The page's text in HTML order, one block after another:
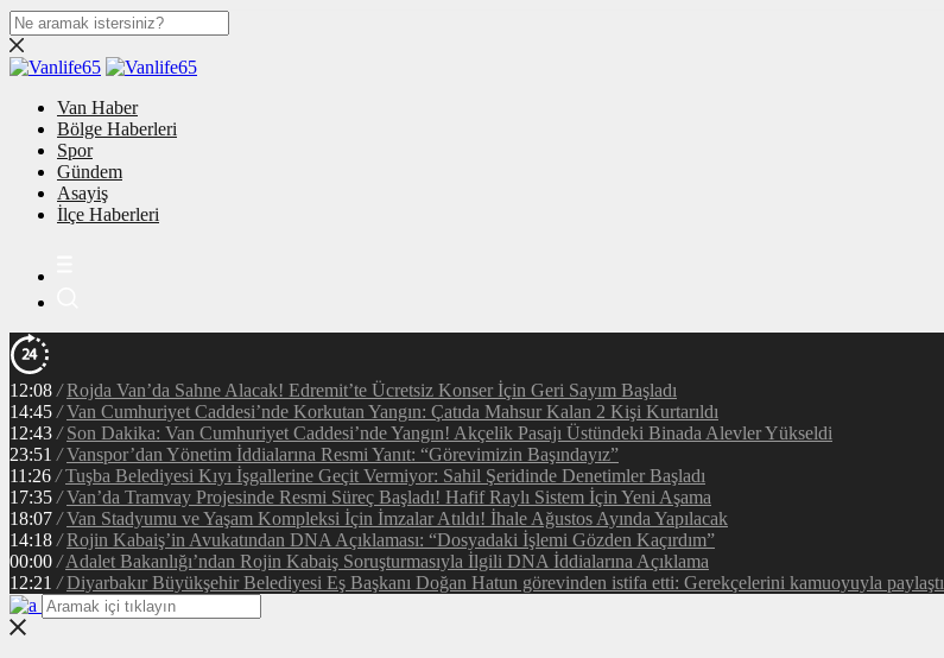
Van Haber
Bölge Haberleri
Spor
Gündem
Asayiş
İlçe Haberleri
12:08 / Rojda Van’da Sahne Alacak! Edremit’te Ücretsiz Konser İçin Geri Sayım Başladı
14:45 / Van Cumhuriyet Caddesi’nde Korkutan Yangın: Çatıda Mahsur Kalan 2 Kişi Kurtarıldı
12:43 / Son Dakika: Van Cumhuriyet Caddesi’nde Yangın! Akçelik Pasajı Üstündeki Binada Alevler Yükseldi
23:51 / Vanspor’dan Yönetim İddialarına Resmi Yanıt: “Görevimizin Başındayız”
11:26 / Tuşba Belediyesi Kıyı İşgallerine Geçit Vermiyor: Sahil Şeridinde Denetimler Başladı
17:35 / Van’da Tramvay Projesinde Resmi Süreç Başladı! Hafif Raylı Sistem İçin Yeni Aşama
18:07 / Van Stadyumu ve Yaşam Kompleksi İçin İmzalar Atıldı! İhale Ağustos Ayında Yapılacak
14:18 / Rojin Kabaiş’in Avukatından DNA Açıklaması: “Dosyadaki İşlemi Gözden Kaçırdım”
00:00 / Adalet Bakanlığı’ndan Rojin Kabaiş Soruşturmasıyla İlgili DNA İddialarına Açıklama
12:21 / Diyarbakır Büyükşehir Belediyesi Eş Başkanı Doğan Hatun görevinden istifa etti: Gerekçelerini kamuoyuyla paylaştı